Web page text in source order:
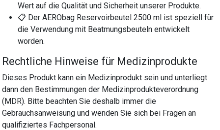
Wert auf die Qualität und Sicherheit unserer Produkte.
📋 Der AERObag Reservoirbeutel 2500 ml ist speziell für
die Verwendung mit Beatmungsbeuteln entwickelt
worden.
Rechtliche Hinweise für Medizinprodukte
Dieses Produkt kann ein Medizinprodukt sein und unterliegt
dann den Bestimmungen der Medizinprodukteverordnung
(MDR). Bitte beachten Sie deshalb immer die
Gebrauchsanweisung und wenden Sie sich bei Fragen an
qualifiziertes Fachpersonal.